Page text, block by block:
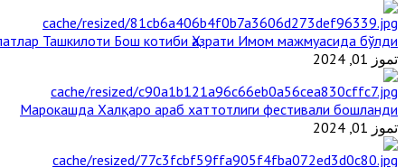
Ташкилоти Бош котиби Ҳазрати Имом мажмуасида бўлди
تموز 01, 2024
Марокашда Халқаро араб хаттотлиги фестивали бошланди
تموز 01, 2024